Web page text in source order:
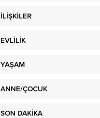
İLİŞKİLER
EVLİLİK
YAŞAM
ANNE/ÇOCUK
SON DAKİKA